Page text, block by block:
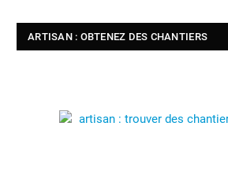
ARTISAN : OBTENEZ DES CHANTIERS